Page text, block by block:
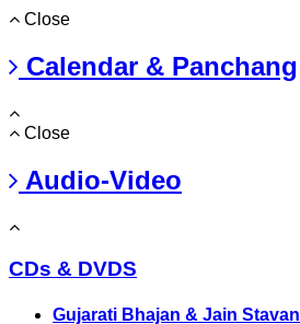
Close
Calendar & Panchang
Close
Audio-Video
CDs & DVDS
Gujarati Bhajan & Jain Stavan